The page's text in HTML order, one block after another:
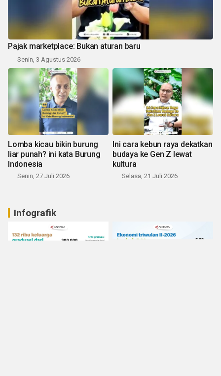
Pajak marketplace: Bukan aturan baru
Senin, 3 Agustus 2026
Lomba kicau bikin burung
liar punah? ini kata Burung
Indonesia
Senin, 27 Juli 2026
Ini cara kebun raya dekatkan
budaya ke Gen Z lewat
kultura
Selasa, 21 Juli 2026
Infografik